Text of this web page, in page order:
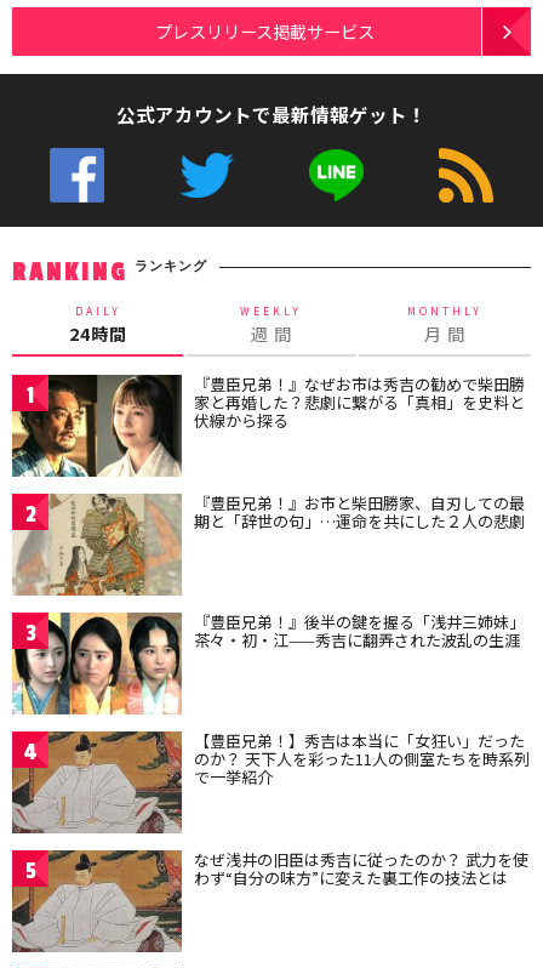
プレスリリース掲載サービス
公式アカウントで最新情報ゲット！
RANKING ランキング
DAILY
24時間
WEEKLY
週 間
MONTHLY
月 間
1 『豊臣兄弟！』なぜお市は秀吉の勧めで柴田勝
家と再婚した？悲劇に繋がる「真相」を史料と
伏線から探る
2 『豊臣兄弟！』お市と柴田勝家、自刃しての最
期と「辞世の句」…運命を共にした２人の悲劇
3 『豊臣兄弟！』後半の鍵を握る「浅井三姉妹」
茶々・初・江——秀吉に翻弄された波乱の生涯
4 【豊臣兄弟！】秀吉は本当に「女狂い」だった
のか？ 天下人を彩った11人の側室たちを時系列
で一挙紹介
5 なぜ浅井の旧臣は秀吉に従ったのか？ 武力を使
わず“自分の味方”に変えた裏工作の技法とは